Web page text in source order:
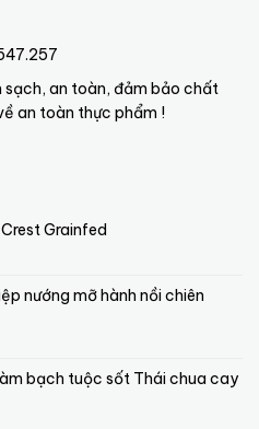
an toàn, đảm bảo chất
an toàn thực phẩm !
Grainfed
nướng mỡ hành nồi chiên
bạch tuộc sốt Thái chua cay